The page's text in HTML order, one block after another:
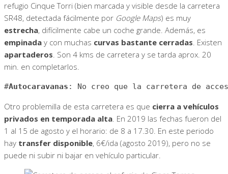
refugio Cinque Torri (bien marcada y visible desde la carretera
SR48, detectada fácilmente por Google Maps) es muy
estrecha, difícilmente cabe un coche grande. Además, es
empinada y con muchas curvas bastante cerradas. Existen
apartaderos. Son 4 kms de carretera y se tarda aprox. 20
min. en completarlos.
#Autocaravanas : No creo que la carretera de
Otro problemilla de esta carretera es que cierra a vehículos
privados en temporada alta. En 2019 las fechas fueron del
1 al 15 de agosto y el horario: de 8 a 17.30. En este periodo
hay transfer disponible, 6€/ida (agosto 2019), pero no se
puede ni subir ni bajar en vehículo particular.